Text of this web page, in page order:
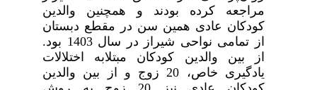
مراجعه کرده‌ بودند و همچنین والدین
کودکان عادی همین سن در مقطع دبستان
از تمامی نواحی شیراز در سال 1403 بود.
از بین والدین کودکان مبتلابه اختلالات
یادگیری خاص، 20 زوج و از بین والدین